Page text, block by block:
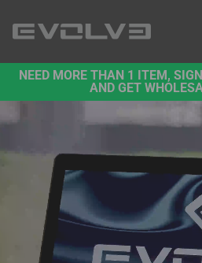
PRODUITS
A PROPOS DE NOUS
NOUS CONTACTER
PROJETS
PLATE-FORME B2B
NEED MORE THAN 1 ITEM,
AND GET